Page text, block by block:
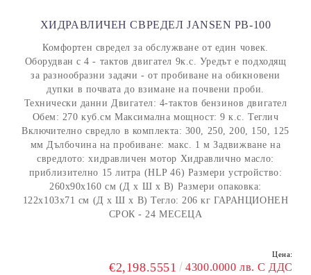
ХИДРАВЛИЧЕН СВРЕДЕЛ JANSEN PB-100
Комфортен свредел за обслужване от един човек.
Оборудван с 4 - тактов двигател 9к.с. Уредът е подходящ
за разнообразни задачи - от пробиване на обикновени
дупки в почвата до взимане на почвени проби.
Технически данни Двигател: 4-тактов бензинов двигател
Обем: 270 куб.см Максимална мощност: 9 к.с. Теглич
Включително свредло в комплекта: 300, 250, 200, 150, 125
мм Дълбочина на пробиване: макс. 1 м Задвижване на
свредлото: хидравличен мотор Хидравлично масло:
приблизително 15 литра (HLP 46) Размери устройство:
260x90x160 см (Д x Ш x В) Размери опаковка:
122x103x71 см (Д x Ш x В) Тегло: 206 кг ГАРАНЦИОНЕН
СРОК - 24 МЕСЕЦА
Цена:
€2,198.5551 4300.0000 лв. С ДДС